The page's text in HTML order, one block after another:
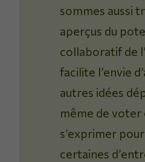
sommes aussi
aperçus du
collaboratif de
facilite l’envie
autres idées
même de voter
s’exprimer
certaines